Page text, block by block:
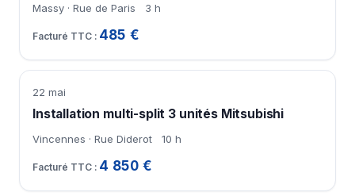
Massy · Rue de Paris 3 h
485 €
22 mai
Installation multi-split 3 unités Mitsubishi
Vincennes · Rue Diderot 10 h
4 850 €